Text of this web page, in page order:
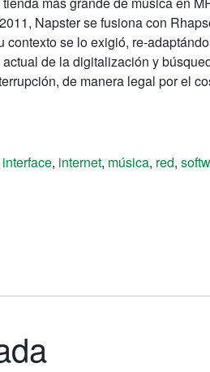
Napster se fusiona con
contexto se lo exigió, re-
de la digitalización y
de manera legal por el
interface, internet, música, red,